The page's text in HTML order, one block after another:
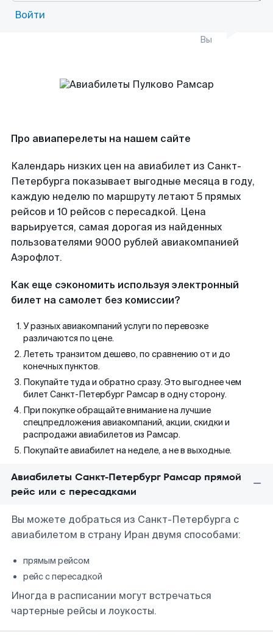
Войти
Вы
Про авиаперелеты на нашем сайте
Календарь низких цен на авиабилет из Санкт-
Петербурга показывает выгодные месяца в году,
каждую неделю по маршруту летают 5 прямых
рейсов и 10 рейсов с пересадкой. Цена
варьируется, самая дорогая из найденных
пользователями 9000 рублей авиакомпанией
Аэрофлот.
Как еще сэкономить используя электронный
билет на самолет без комиссии?
У разных авиакомпаний услуги по перевозке
различаются по цене.
Лететь транзитом дешево, по сравнению от и до
конечных пунктов.
Покупайте туда и обратно сразу. Это выгоднее чем
билет Санкт-Петербург Рамсар в одну сторону.
При покупке обращайте внимание на лучшие
спецпредложения авиакомпаний, акции, скидки и
распродажи авиабилетов из Рамсар.
Покупайте авиабилет на неделе, а не в выходные.
Авиабилеты Санкт-Петербург Рамсар прямой
рейс или с пересадками
Вы можете добраться из Санкт-Петербурга с
авиабилетом в страну Иран двумя способами:
прямым рейсом
рейс с пересадкой
Иногда в расписании могут встречаться
чартерные рейсы и лоукосты.